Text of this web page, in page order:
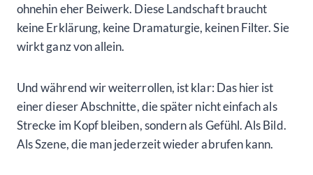
ohnehin eher Beiwerk. Diese Landschaft braucht
keine Erklärung, keine Dramaturgie, keinen Filter. Sie
wirkt ganz von allein.
Und während wir weiterrollen, ist klar: Das hier ist
einer dieser Abschnitte, die später nicht einfach als
Strecke im Kopf bleiben, sondern als Gefühl. Als Bild.
Als Szene, die man jederzeit wieder abrufen kann.